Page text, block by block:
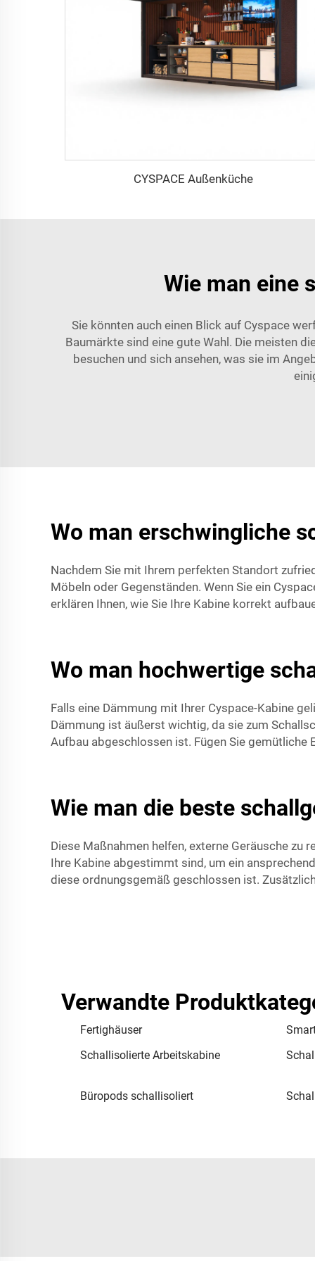
CYSPACE Außenküche
Wie man eine
Sie könnten auch einen Blick auf Cyspace
Baumärkte sind eine gute Wahl. Die meisten
besuchen und sich ansehen, was sie im
Wo man erschwingliche
Nachdem Sie mit Ihrem perfekten Standort
Möbeln oder Gegenständen. Wenn Sie ein
erklären Ihnen, wie Sie Ihre Kabine korrekt
Wo man hochwertige
Falls eine Dämmung mit Ihrer Cyspace-Kabine
Dämmung ist äußerst wichtig, da sie zum
Aufbau abgeschlossen ist. Fügen Sie gemütliche
Wie man die beste
Diese Maßnahmen helfen, externe Geräusche zu
Ihre Kabine abgestimmt sind, um ein
diese ordnungsgemäß geschlossen ist.
Verwandte
Fertighäuser
Schallisolierte Arbeitskabine
Büropods schallisoliert